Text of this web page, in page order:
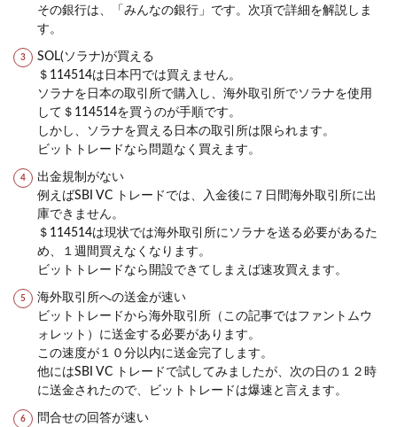
その銀行は、「みんなの銀行」です。次項で詳細を解説しま
す。
SOL(ソラナ)が買える
＄114514は日本円では買えません。
ソラナを日本の取引所で購入し、海外取引所でソラナを使用
して＄114514を買うのが手順です。
しかし、ソラナを買える日本の取引所は限られます。
ビットトレードなら問題なく買えます。
出金規制がない
例えばSBI VC トレードでは、入金後に７日間海外取引所に出
庫できません。
＄114514は現状では海外取引所にソラナを送る必要があるた
め、１週間買えなくなります。
ビットトレードなら開設できてしまえば速攻買えます。
海外取引所への送金が速い
ビットトレードから海外取引所（この記事ではファントムウ
ォレット）に送金する必要があります。
この速度が１０分以内に送金完了します。
他にはSBI VC トレードで試してみましたが、次の日の１２時
に送金されたので、ビットトレードは爆速と言えます。
問合せの回答が速い